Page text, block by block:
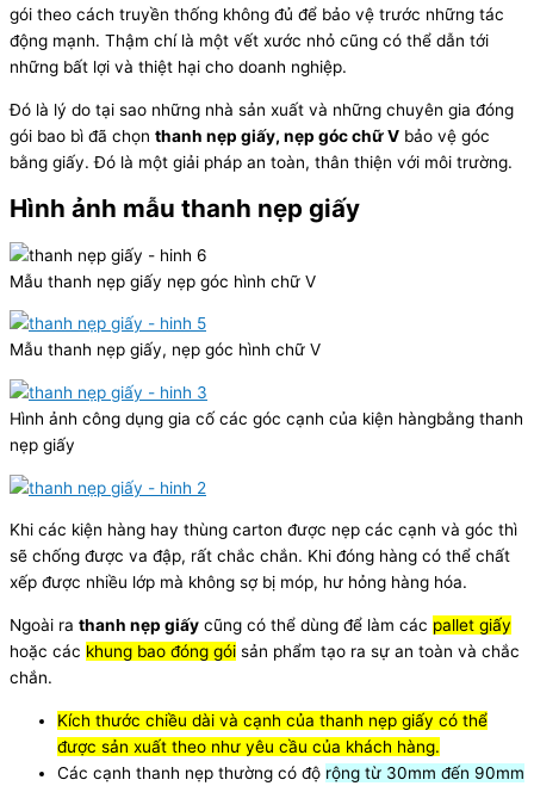
gói theo cách truyền thống không đủ để bảo vệ trước những tác
động mạnh. Thậm chí là một vết xước nhỏ cũng có thể dẫn tới
những bất lợi và thiệt hại cho doanh nghiệp.
Đó là lý do tại sao những nhà sản xuất và những chuyên gia đóng
gói bao bì đã chọn thanh nẹp giấy, nẹp góc chữ V bảo vệ góc
bằng giấy. Đó là một giải pháp an toàn, thân thiện với môi trường.
Hình ảnh mẫu thanh nẹp giấy
Mẫu thanh nẹp giấy nẹp góc hình chữ V
Mẫu thanh nẹp giấy, nẹp góc hình chữ V
Hình ảnh công dụng gia cố các góc cạnh của kiện hàngbằng thanh
nẹp giấy
Khi các kiện hàng hay thùng carton được nẹp các cạnh và góc thì
sẽ chống được va đập, rất chắc chắn. Khi đóng hàng có thể chất
xếp được nhiều lớp mà không sợ bị móp, hư hỏng hàng hóa.
Ngoài ra thanh nẹp giấy cũng có thể dùng để làm các pallet giấy
hoặc các khung bao đóng gói sản phẩm tạo ra sự an toàn và chắc
chắn.
Kích thước chiều dài và cạnh của thanh nẹp giấy có thể
được sản xuất theo như yêu cầu của khách hàng.
Các cạnh thanh nẹp thường có độ rộng từ 30mm đến 90mm